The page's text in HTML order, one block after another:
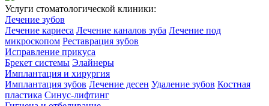
Услуги стоматологической клиники:
Лечение зубов
Лечение кариеса Лечение каналов зуба Лечение под
микроскопом Реставрация зубов
Исправление прикуса
Брекет системы Элайнеры
Имплантация и хирургия
Имплантация зубов Лечение десен Удаление зубов Костная
пластика Синус-лифтинг